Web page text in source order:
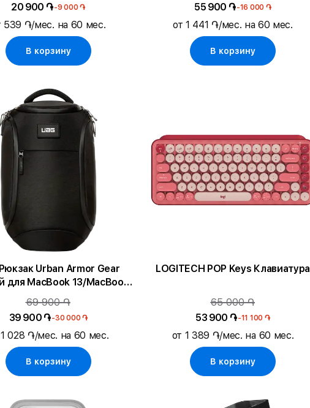
20 900 ֏ -9 000 ֏
539 ֏/мес. на 60 мес.
В корзину
55 900 ֏ -16 000 ֏
от 1 441 ֏/мес. на 60 мес.
В корзину
Urban Armor Gear
для MacBook 13/MacBook
13/MacBook Pro 13
69 900 ֏
39 900 ֏-30 000 ֏
028 ֏/мес. на 60 мес.
В корзину
LOGITECH POP Keys Клавиатура
65 000 ֏
53 900 ֏ -11 100 ֏
от 1 389 ֏/мес. на 60 мес.
В корзину